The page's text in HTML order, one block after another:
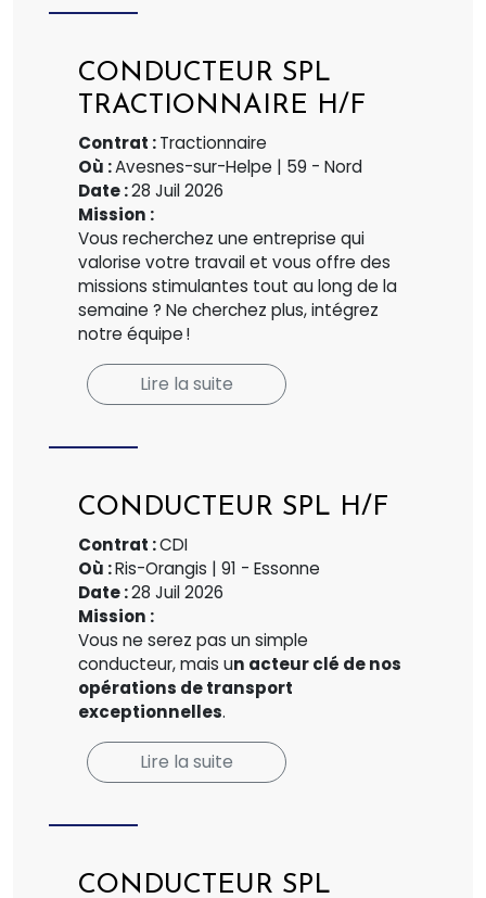
CONDUCTEUR SPL
TRACTIONNAIRE H/F
Contrat :Tractionnaire
Où :Avesnes-sur-Helpe | 59 - Nord
Date :28 Juil 2026
Mission :
Vous recherchez une entreprise qui
valorise votre travail et vous offre des
missions stimulantes tout au long de la
semaine ? Ne cherchez plus, intégrez
notre équipe !
Lire la suite
CONDUCTEUR SPL H/F
Contrat :CDI
Où :Ris-Orangis | 91 - Essonne
Date :28 Juil 2026
Mission :
Vous ne serez pas un simple
conducteur, mais un acteur clé de nos
opérations de transport
exceptionnelles.
Lire la suite
CONDUCTEUR SPL